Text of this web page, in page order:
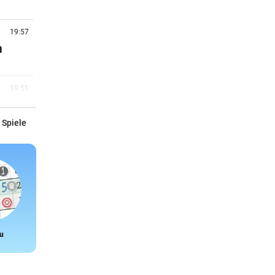
19:57
19:51
19:30
19:30